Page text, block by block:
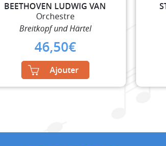
BEETHOVEN LUDWIG VAN
Orchestre
Breitkopf und Härtel
46,50€
Ajouter